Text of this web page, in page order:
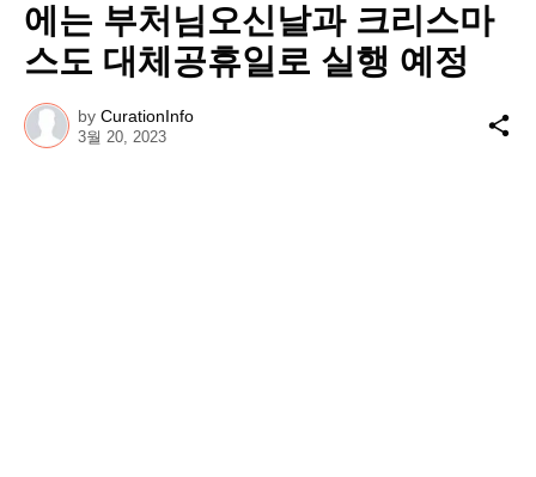
에는 부처님오신날과 크리스마
스도 대체공휴일로 실행 예정
by CurationInfo
3월 20, 2023